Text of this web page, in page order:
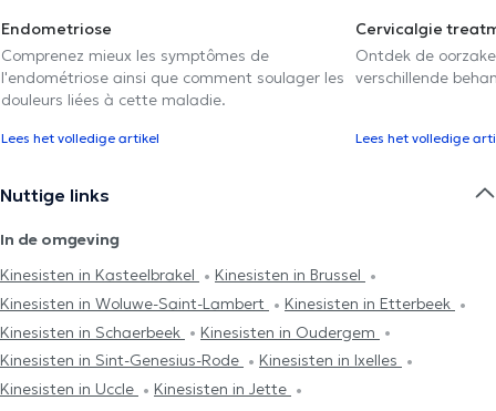
Endometriose
Comprenez mieux les symptômes de
l'endométriose ainsi que comment soulager les
douleurs liées à cette maladie.
Lees het volledige artikel
Cervicalgie
Ontdek de
verschillende
Lees het volledige
Nuttige links
In de omgeving
Kinesisten in Kasteelbrakel
Kinesisten in Brussel
Kinesisten in Woluwe-Saint-Lambert
Kinesisten in Etterbeek
Kinesisten in Schaerbeek
Kinesisten in Oudergem
Kinesisten in Sint-Genesius-Rode
Kinesisten in Ixelles
Kinesisten in Uccle
Kinesisten in Jette